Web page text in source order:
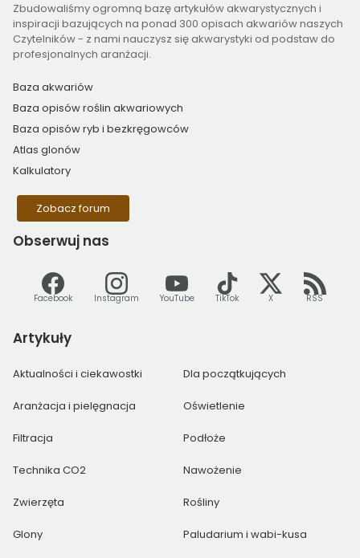
Zbudowaliśmy ogromną bazę artykułów akwarystycznych i
inspiracji bazujących na ponad 300 opisach akwariów naszych
Czytelników - z nami nauczysz się akwarystyki od podstaw do
profesjonalnych aranżacji.
Baza akwariów
Baza opisów roślin akwariowych
Baza opisów ryb i bezkręgowców
Atlas glonów
Kalkulatory
Zobacz forum
Obserwuj nas
Facebook Instagram YouTube TikTok X RSS
Artykuły
Aktualności i ciekawostki Dla początkujących
Aranżacja i pielęgnacja Oświetlenie
Filtracja Podłoże
Technika CO2 Nawożenie
Zwierzęta Rośliny
Glony Paludarium i wabi-kusa